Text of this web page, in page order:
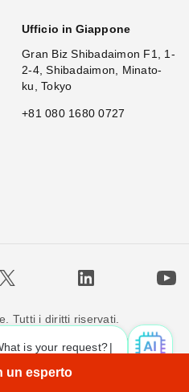
is your request? 👀
Ufficio in Giappone
Gran Biz Shibadaimon F1, 1-
2-4, Shibadaimon, Minato-
ku, Tokyo
+81 080 1680 0727
Tutti i diritti riservati.
Privacy Policy
un esperto